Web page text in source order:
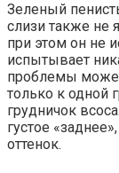
Зеленый
слизи также не
при этом он не
испытывает
проблемы
только к одной
грудничок
густое
оттенок.